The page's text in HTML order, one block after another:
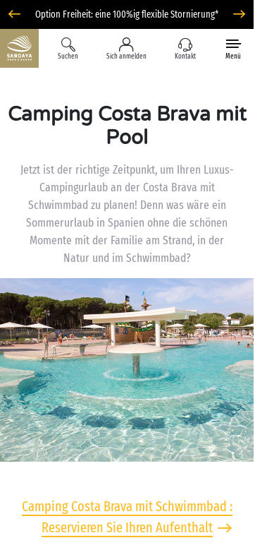
Option Freiheit: eine 100%ig flexible Stornierung*
Suchen Sich anmelden Kontakt Menü
Camping Costa Brava mit
Pool
Jetzt ist der richtige Zeitpunkt, um Ihren Luxus-
Campingurlaub an der Costa Brava mit
Schwimmbad zu planen! Denn was wäre ein
Sommerurlaub in Spanien ohne die schönen
Momente mit der Familie am Strand, in der
Natur und im Schwimmbad?
Camping Costa Brava mit Schwimmbad :
Reservieren Sie Ihren Aufenthalt